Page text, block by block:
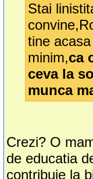
Stai
tine
minim,ca
ceva la
munca
Crezi? O
de educatia
contribuie la